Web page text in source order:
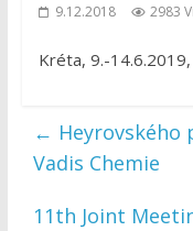
9.12.2018 2983
Kréta, 9.-
← Heyrovského
Vadis Chemie
11th Joint